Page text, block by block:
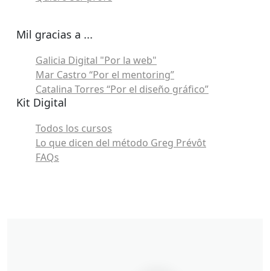
Mil gracias a ...
Galicia Digital "Por la web"
Mar Castro “Por el mentoring”
Catalina Torres “Por el diseño gráfico”
Kit Digital
Todos los cursos
Lo que dicen del método Greg Prévôt
FAQs